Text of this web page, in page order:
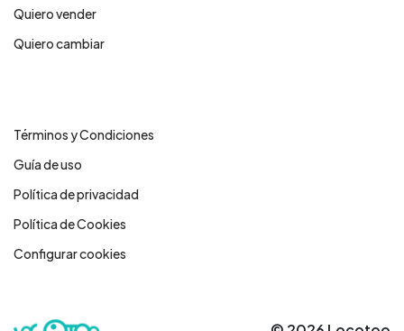
Quiero vender
Quiero cambiar
Términos y Condiciones
Guía de uso
Política de privacidad
Política de Cookies
Configurar cookies